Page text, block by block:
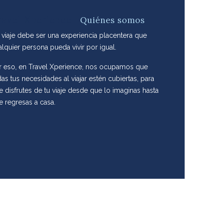
Quiénes somos
viaje debe ser una experiencia placentera que
persona pueda vivir por igual.
eso, en Travel Xperience, nos ocupamos que
tus necesidades al viajar estén cubiertas, para
disfrutes de tu viaje desde que lo imaginas hasta
regresas a casa.